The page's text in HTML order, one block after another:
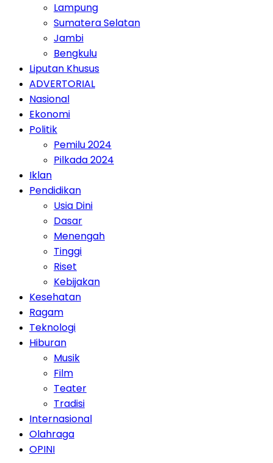
Lampung
Sumatera Selatan
Jambi
Bengkulu
Liputan Khusus
ADVERTORIAL
Nasional
Ekonomi
Politik
Pemilu 2024
Pilkada 2024
Iklan
Pendidikan
Usia Dini
Dasar
Menengah
Tinggi
Riset
Kebijakan
Kesehatan
Ragam
Teknologi
Hiburan
Musik
Film
Teater
Tradisi
Internasional
Olahraga
OPINI